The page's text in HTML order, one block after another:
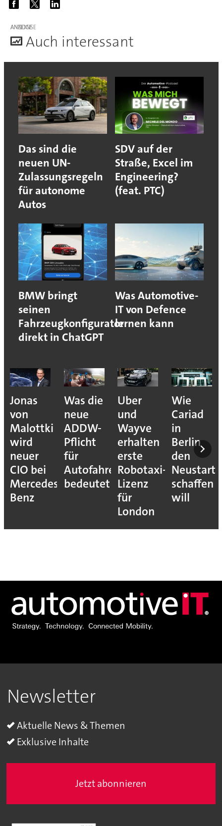
ANZEIGE
Auch interessant
Das sind die
neuen UN-
Zulassungsregeln
für autonome
Autos
SDV auf der
Straße, Excel im
Engineering?
(feat. PTC)
BMW bringt
seinen
Fahrzeugkonfigurator
direkt in ChatGPT
Was Automotive-
IT von Defence
lernen kann
Jonas
von
Malottki
wird
neuer
CIO bei
Mercedes-
Benz
Was die
neue
ADDW-
Pflicht
für
Autofahrer
bedeutet
Uber
und
Wayve
erhalten
erste
Robotaxi-
Lizenz
für
London
Wie
Cariad
in
Berlin
den
Neustart
schaffen
will
Newsletter
Aktuelle News & Themen
Exklusive Inhalte
Jetzt abonnieren